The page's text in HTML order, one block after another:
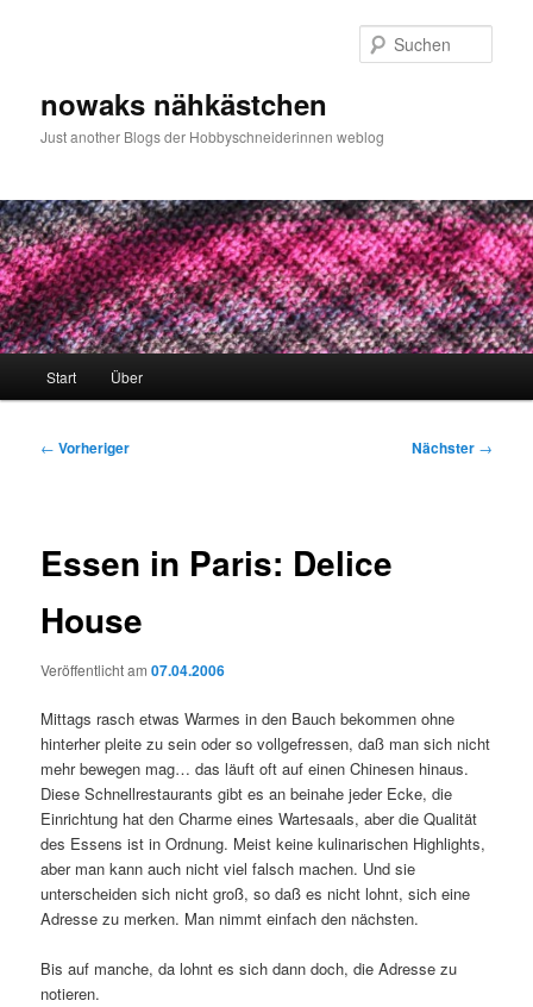
nowaks nähkästchen
Just another Blogs der Hobbyschneiderinnen weblog
Start Über
Beitragsnavigation
← Vorheriger Nächster →
Essen in Paris: Delice
House
Veröffentlicht am07.04.2006
Mittags rasch etwas Warmes in den Bauch bekommen ohne
hinterher pleite zu sein oder so vollgefressen, daß man sich nicht
mehr bewegen mag… das läuft oft auf einen Chinesen hinaus.
Diese Schnellrestaurants gibt es an beinahe jeder Ecke, die
Einrichtung hat den Charme eines Wartesaals, aber die Qualität
des Essens ist in Ordnung. Meist keine kulinarischen Highlights,
aber man kann auch nicht viel falsch machen. Und sie
unterscheiden sich nicht groß, so daß es nicht lohnt, sich eine
Adresse zu merken. Man nimmt einfach den nächsten.
Bis auf manche, da lohnt es sich dann doch, die Adresse zu
notieren.